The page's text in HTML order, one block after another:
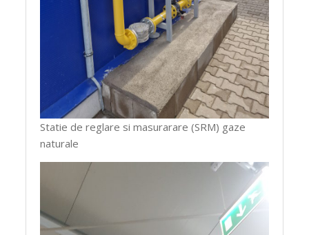
Statie de reglare si masurarare (SRM) gaze
naturale